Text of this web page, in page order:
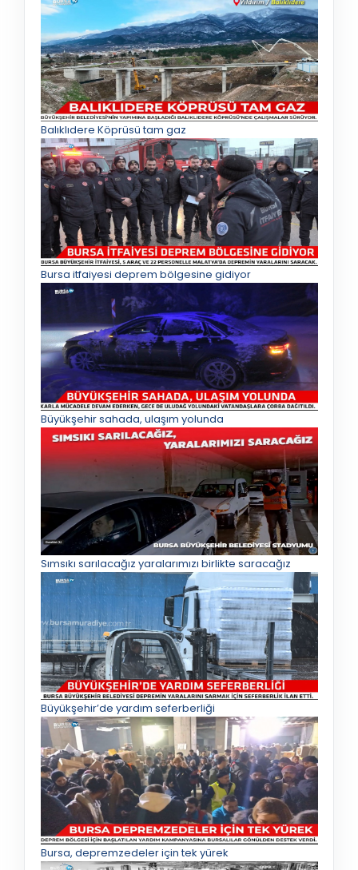
Balıklıdere Köprüsü tam gaz
Bursa itfaiyesi deprem bölgesine gidiyor
Büyükşehir sahada, ulaşım yolunda
Sımsıkı sarılacağız yaralarımızı birlikte saracağız
Büyükşehir’de yardım seferberliği
Bursa, depremzedeler için tek yürek